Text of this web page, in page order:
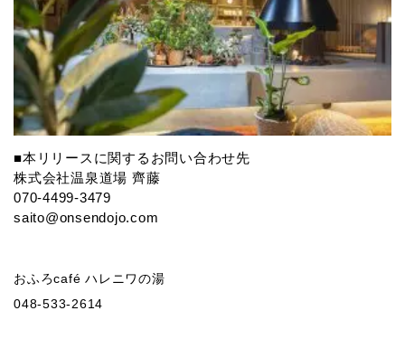
■本リリースに関するお問い合わせ先
株式会社温泉道場 齊藤
070-4499-3479
saito@onsendojo.com
おふろcafé ハレニワの湯
048-533-2614